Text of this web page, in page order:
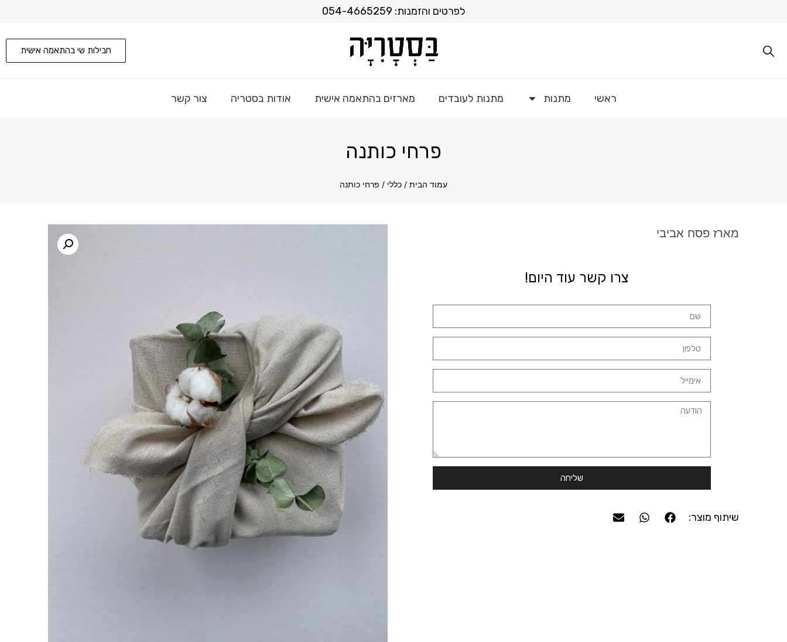
לפרטים והזמנות: 054-4665259
חבילות שי בהתאמה אישית
ראשי מתנות מתנות לעובדים מארזים בהתאמה אישית אודות בסטריה צור קשר
פרחי כותנה
עמוד הבית / כללי / פרחי כותנה
מארז פסח אביבי
צרו קשר עוד היום!
שליחה
שיתוף מוצר: